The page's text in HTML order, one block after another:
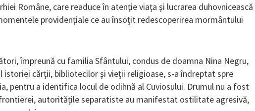
Române, care readuce în atenție viața și lucrarea duhovnicească
providențiale ce au însoțit redescoperirea mormântului
împreună cu familia Sfântului, condus de doamna Nina Negru,
cărții, bibliotecilor și vieții religioase, s-a îndreptat spre
pentru a identifica locul de odihnă al Cuviosului. Drumul nu a fost
autoritățile separatiste au manifestat ostilitate agresivă,